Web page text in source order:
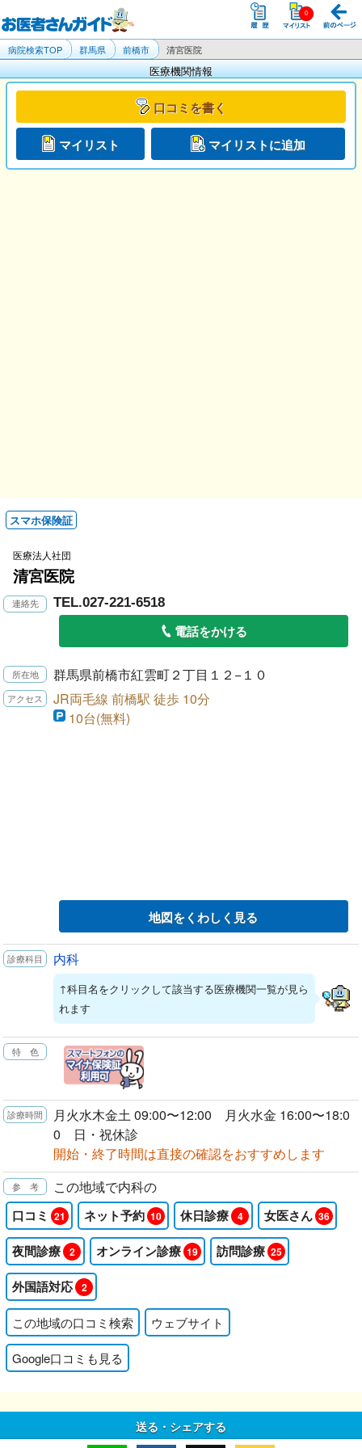
病院検索TOP 群馬県 前橋市 清宮医院
医療機関情報
口コミを書く
マイリスト マイリストに追加
スマホ保険証
医療法人社団
清宮医院
TEL.027-221-6518
電話をかける
群馬県前橋市紅雲町２丁目１２−１０
JR両毛線 前橋駅 徒歩 10分
10台(無料)
地図をくわしく見る
内科
↑科目名をクリックして該当する医療機関一覧が見ら
れます
月火水木金土 09:00〜12:00 月火水金 16:00〜18:0
0 日・祝休診
開始・終了時間は直接の確認をおすすめします
この地域で内科の
口コミ 21 ネット予約 10 休日診療 4 女医さん 36
夜間診療 2 オンライン診療 19 訪問診療 25
外国語対応 2
この地域の口コミ検索 ウェブサイト
Google口コミも見る
送る・シェアする